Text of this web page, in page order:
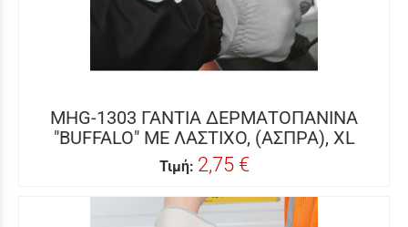
MHG-1303 ΓΑΝΤΙΑ ΔΕΡΜΑΤΟΠΑΝΙΝΑ
"BUFFALO" ΜΕ ΛΑΣΤΙΧΟ, (ΑΣΠΡΑ), XL
Τιμή: 2,75 €